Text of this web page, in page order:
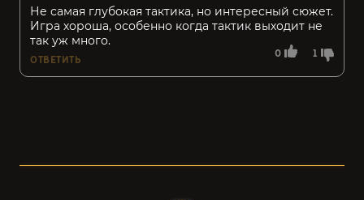
0 1
Не самая глубокая тактика, но интересный сюжет.
Игра хороша, особенно когда тактик выходит не
так уж много.
ОТВЕТИТЬ